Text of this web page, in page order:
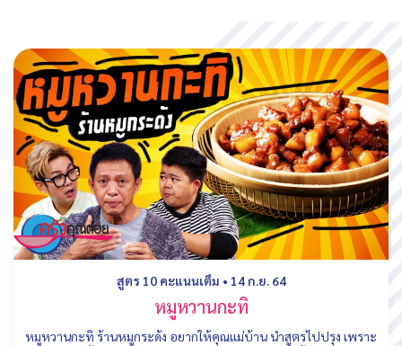
สูตร 10 คะแนนเต็ม • 14 ก.ย. 64
หมูหวานกะทิ
หมูหวานกะทิ ร้านหมูกระด้ง อยากให้คุณแม่บ้าน นำสูตรไปปรุง เพราะ